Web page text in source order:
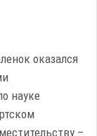
оказался
науке
–